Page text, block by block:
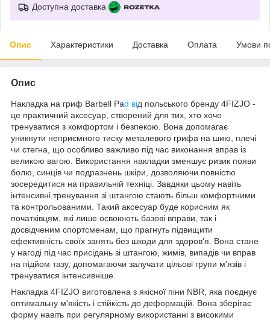
Доступна доставка
Опис Характеристики Доставка Оплата Умови
Опис
Накладка на гриф Barbell Pad від польського бренду 4FIZJO -
це практичний аксесуар, створений для тих, хто хоче
тренуватися з комфортом і безпекою. Вона допомагає
уникнути неприємного тиску металевого грифа на шию, плечі
чи стегна, що особливо важливо під час виконання вправ із
великою вагою. Використання накладки зменшує ризик появи
болю, синців чи подразнень шкіри, дозволяючи повністю
зосередитися на правильній техніці. Завдяки цьому навіть
інтенсивні тренування зі штангою стають більш комфортними
та контрольованими. Такий аксесуар буде корисним як
початківцям, які лише освоюють базові вправи, так і
досвідченим спортсменам, що прагнуть підвищити
ефективність своїх занять без шкоди для здоров'я. Вона стане
у нагоді під час присідань зі штангою, жимів, випадів чи вправ
на підйом тазу, допомагаючи залучати цільові групи м'язів і
тренуватися інтенсивніше.
Накладка 4FIZJO виготовлена з якісної піни NBR, яка поєднує
оптимальну м'якість і стійкість до деформацій. Вона зберігає
форму навіть при регулярному використанні з високими